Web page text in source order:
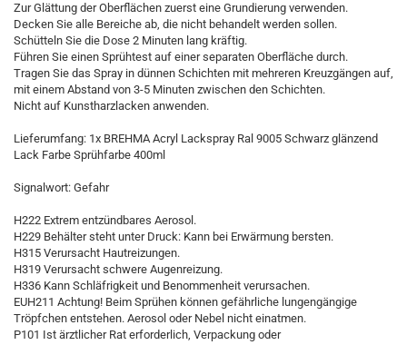
Zur Glättung der Oberflächen zuerst eine Grundierung verwenden.
Decken Sie alle Bereiche ab, die nicht behandelt werden sollen.
Schütteln Sie die Dose 2 Minuten lang kräftig.
Führen Sie einen Sprühtest auf einer separaten Oberfläche durch.
Tragen Sie das Spray in dünnen Schichten mit mehreren Kreuzgängen auf,
mit einem Abstand von 3-5 Minuten zwischen den Schichten.
Nicht auf Kunstharzlacken anwenden.
Lieferumfang: 1x BREHMA Acryl Lackspray Ral 9005 Schwarz glänzend
Lack Farbe Sprühfarbe 400ml
Signalwort: Gefahr
H222 Extrem entzündbares Aerosol.
H229 Behälter steht unter Druck: Kann bei Erwärmung bersten.
H315 Verursacht Hautreizungen.
H319 Verursacht schwere Augenreizung.
H336 Kann Schläfrigkeit und Benommenheit verursachen.
EUH211 Achtung! Beim Sprühen können gefährliche lungengängige
Tröpfchen entstehen. Aerosol oder Nebel nicht einatmen.
P101 Ist ärztlicher Rat erforderlich, Verpackung oder